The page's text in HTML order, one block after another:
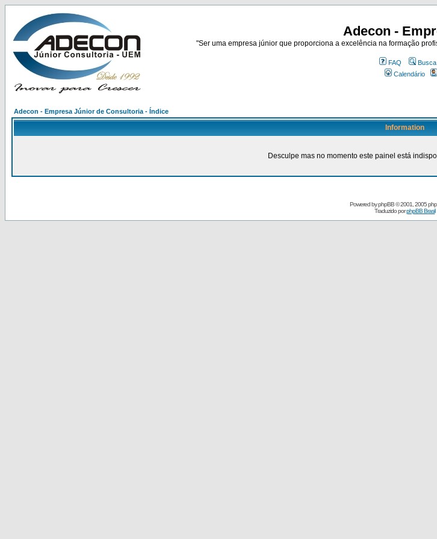
Adecon -
"Ser uma empresa júnior que proporciona a excelência na formação
FAQ Busca
Calendário
Adecon - Empresa Júnior de Consultoria - Índice
Information
Desculpe mas no momento este painel está
Powered byphpBB© 2001, 2005
Traduzido porphpBB Brasil